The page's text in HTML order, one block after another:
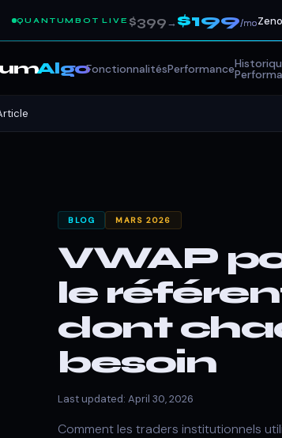
QUANTUMBOT LIVE $399→$199/mo
AlgoFonctionnalitésPerformance
BLOG MARS 2026
VWAP
le
dont
besoin
Last updated: April 30, 2026
Comment les traders institutionnels